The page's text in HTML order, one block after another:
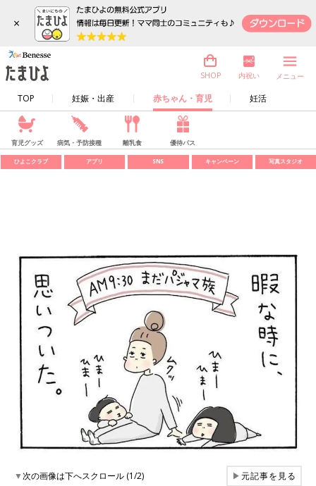
×
TOP 妊娠・出産 赤ちゃん・育児 妊活
SHOP 内祝い メニュー
育児グッズ 病気・予防接種 離乳食 優待パス
ひよこクラブ アプリ SNS キャンペーン 写真スタジオ
▼次の画像は下へスクロール (1/2) ▶元記事を見る